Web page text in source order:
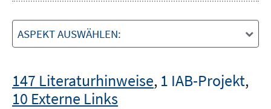
ASPEKT AUSWÄHLEN:
147 Literaturhinweise, 1 IAB-Projekt,
10 Externe Links